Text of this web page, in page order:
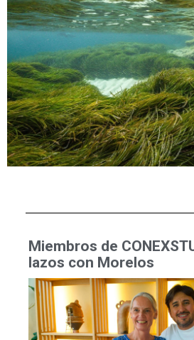
Miembros de
lazos con Morelos